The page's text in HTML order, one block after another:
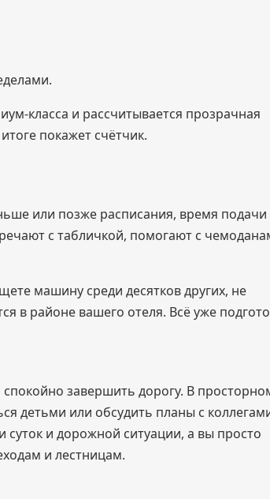
класса и рассчитывается прозрачная
покажет счётчик.
или позже расписания, время подачи
с табличкой, помогают с
машину среди десятков других, не
в районе вашего отеля. Всё уже
завершить дорогу. В
детьми или обсудить планы с
и дорожной ситуации, а вы просто
и лестницам.